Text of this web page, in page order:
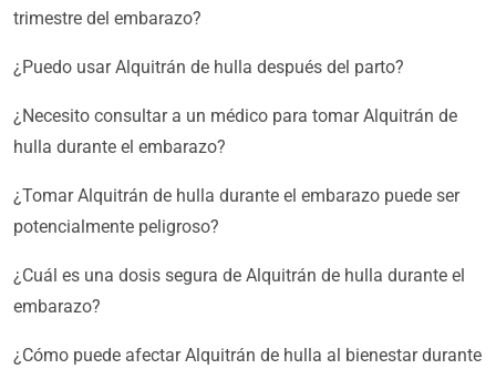
trimestre del embarazo?
¿Puedo usar Alquitrán de hulla después del parto?
¿Necesito consultar a un médico para tomar Alquitrán de
hulla durante el embarazo?
¿Tomar Alquitrán de hulla durante el embarazo puede ser
potencialmente peligroso?
¿Cuál es una dosis segura de Alquitrán de hulla durante el
embarazo?
¿Cómo puede afectar Alquitrán de hulla al bienestar durante